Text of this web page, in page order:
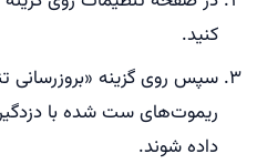
کنید.
سپس روی گزینه «بروزرسانی
ریموت‌های ست شده با
داده شوند.